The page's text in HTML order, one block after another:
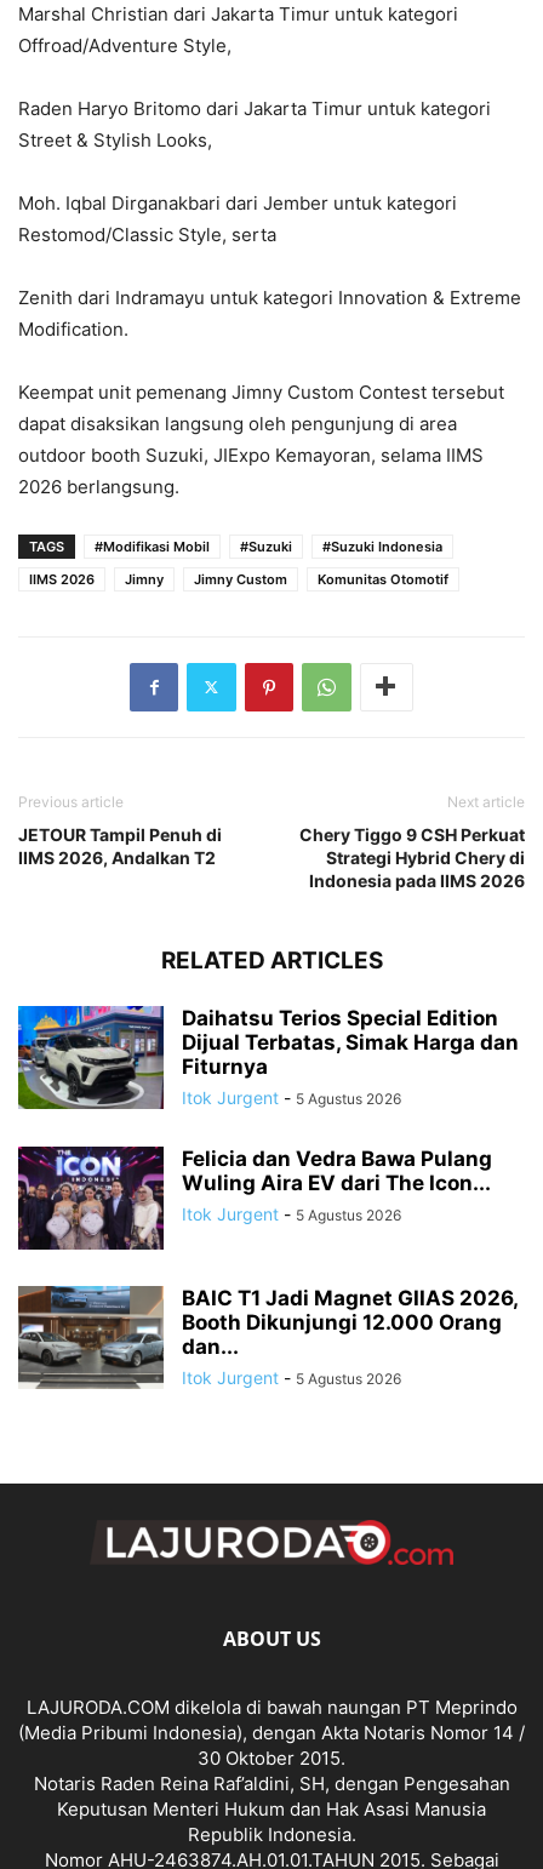
Marshal Christian dari Jakarta Timur untuk kategori
Offroad/Adventure Style,
Raden Haryo Britomo dari Jakarta Timur untuk kategori
Street & Stylish Looks,
Moh. Iqbal Dirganakbari dari Jember untuk kategori
Restomod/Classic Style, serta
Zenith dari Indramayu untuk kategori Innovation & Extreme
Modification.
Keempat unit pemenang Jimny Custom Contest tersebut
dapat disaksikan langsung oleh pengunjung di area
outdoor booth Suzuki, JIExpo Kemayoran, selama IIMS
2026 berlangsung.
TAGS #Modifikasi Mobil #Suzuki
#Suzuki Indonesia
IIMS 2026
Jimny Jimny Custom Komunitas Otomotif
Previous article
JETOUR Tampil Penuh di
IIMS 2026, Andalkan T2
Next article
Chery Tiggo 9 CSH Perkuat
Strategi Hybrid Chery di
Indonesia pada IIMS 2026
RELATED ARTICLES
Daihatsu Terios Special Edition
Dijual Terbatas, Simak Harga dan
Fiturnya
Itok Jurgent - 5 Agustus 2026
Felicia dan Vedra Bawa Pulang
Wuling Aira EV dari The Icon...
Itok Jurgent - 5 Agustus 2026
BAIC T1 Jadi Magnet GIIAS 2026,
Booth Dikunjungi 12.000 Orang
dan...
Itok Jurgent - 5 Agustus 2026
ABOUT US
LAJURODA.COM dikelola di bawah naungan PT Meprindo
(Media Pribumi Indonesia), dengan Akta Notaris Nomor 14 /
30 Oktober 2015.
Notaris Raden Reina Raf’aldini, SH, dengan Pengesahan
Keputusan Menteri Hukum dan Hak Asasi Manusia
Republik Indonesia.
Nomor AHU-2463874.AH.01.01.TAHUN 2015. Sebagai